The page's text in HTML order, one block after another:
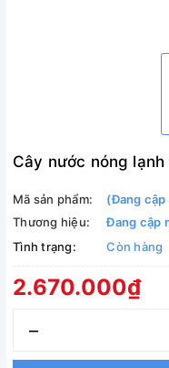
Cây nước nóng
Mã sản phẩm:
(Đang
Thương hiệu:
Đang cập
Tình trạng:
Còn hàng
2.670.000₫
–